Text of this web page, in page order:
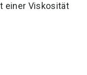
einer Viskosität